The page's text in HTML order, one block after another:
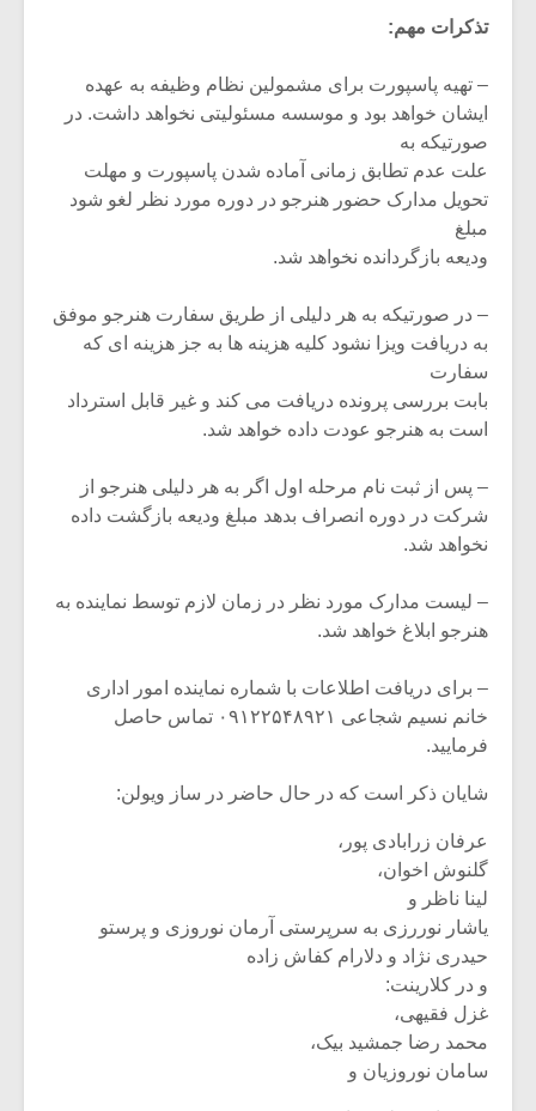
تذکرات مهم:
– تهیه پاسپورت برای مشمولین نظام وظیفه به عهده
ایشان خواهد بود و موسسه مسئولیتی نخواهد داشت. در
صورتیکه به
علت عدم تطابق زمانی آماده شدن پاسپورت و مهلت
تحویل مدارک حضور هنرجو در دوره مورد نظر لغو شود
مبلغ
ودیعه بازگردانده نخواهد شد.
– در صورتیکه به هر دلیلی از طریق سفارت هنرجو موفق
به دریافت ویزا نشود کلیه هزینه ها به جز هزینه ای که
سفارت
بابت بررسی پرونده دریافت می کند و غیر قابل استرداد
است به هنرجو عودت داده خواهد شد.
– پس از ثبت نام مرحله اول اگر به هر دلیلی هنرجو از
شرکت در دوره انصراف بدهد مبلغ ودیعه بازگشت داده
نخواهد شد.
– لیست مدارک مورد نظر در زمان لازم توسط نماینده به
هنرجو ابلاغ خواهد شد.
– برای دریافت اطلاعات با شماره نماینده امور اداری
خانم نسیم شجاعی ۰۹۱۲۲۵۴۸۹۲۱ تماس حاصل
فرمایید.
شایان ذکر است که در حال حاضر در ساز ویولن:
عرفان زرابادی پور،
گلنوش اخوان،
لینا ناظر و
یاشار نوررزی به سرپرستی آرمان نوروزی و پرستو
حیدری نژاد و دلارام کفاش زاده
و در کلارینت:
غزل فقیهی،
محمد رضا جمشید بیک،
سامان نوروزیان و